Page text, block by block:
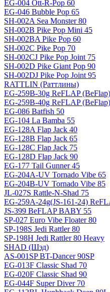
EG-004 Ott-R-Pop 60
EG-046 Bubble Pop 65
SH-002A Sea Monster 80
SH-002B Pike Pop Mini 45
SH-002BA Pike Pop 60
SH-002C Pike Pop 70
SH-002CJ Pike Pop Joint 75
SH-002D Pike Giant Pop 90
SH-002DJ Pike Pop Joint 95
RATTLIN (Раттлины)
EG-259B-30g ReFLAP
EG-259B-40g ReFLAP
EG-086 Batfish 50
EG-104 La Bamba 55
EG-128A Flap Jack 40
EG-128B Flap Jack 65
EG-128C Flap Jack 75
EG-128D Flap Jack 90
EG-177 Tail Gunner 45
EG-204A-UV Tornado Vibe 65
EG-204B-UV Tornado Vibe 85
JL-027S Rattle-N-Shad 75
EG-259A-24g(JS-161-24)
JS-399 BeFLAP BABY 55
SP-027 Euro Vibe Floater 80
SP-198S Jedi Rattler 80
SP-198H Jedi Rattler 80 Heavy
SHAD (Шэд)
AS-001SP BT-Dancer 90SP
EG-013F Classic Shad 70
EG-020F Classic Shad 90
EG-044F Super Diver 70